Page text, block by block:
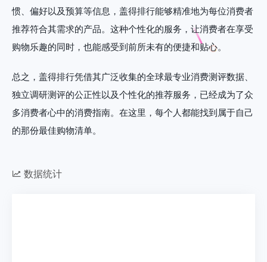
惯、偏好以及预算等信息，盖得排行能够精准地为每位消费者
推荐符合其需求的产品。这种个性化的服务，让消费者在享受
购物乐趣的同时，也能感受到前所未有的便捷和贴心。
总之，盖得排行凭借其广泛收集的全球最专业消费测评数据、
独立调研测评的公正性以及个性化的推荐服务，已经成为了众
多消费者心中的消费指南。在这里，每个人都能找到属于自己
的那份最佳购物清单。
数据统计